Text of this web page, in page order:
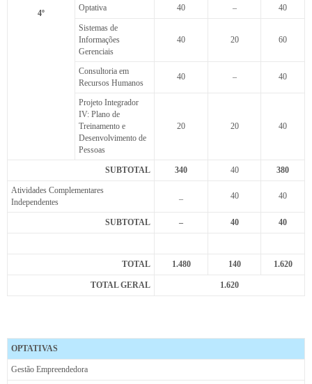
4º
Optativa 40 – 40
Sistemas de
Informações
Gerenciais
40 20 60
Consultoria em
Recursos Humanos
40 – 40
Projeto Integrador
IV: Plano de
Treinamento e
Desenvolvimento de
Pessoas
20 20 40
SUBTOTAL 340 40 380
Atividades Complementares
Independentes
40 40
SUBTOTAL – 40 40
TOTAL 1.480 140 1.620
TOTAL GERAL 1.620
OPTATIVAS
Gestão Empreendedora